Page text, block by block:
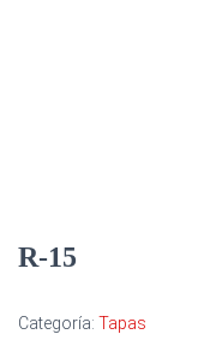
R-15
Categoría: Tapas